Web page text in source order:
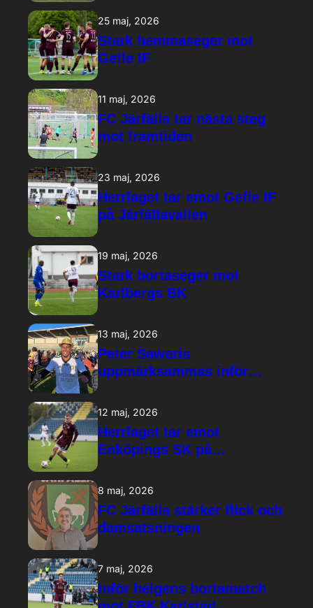
25 maj, 2026
Stark hemmaseger mot
Gefle IF
11 maj, 2026
FC Järfälla tar nästa steg
mot framtiden
23 maj, 2026
Herrlaget tar emot Gefle IF
på Järfällavallen
19 maj, 2026
Stark bortaseger mot
Karlbergs BK
13 maj, 2026
Peter Saweris
uppmärksammas inför
12 maj, 2026
Herrlaget tar emot
Enköpings SK på
8 maj, 2026
FC Järfälla stärker flick och
damsatsningen
7 maj, 2026
Inför helgens bortamatch